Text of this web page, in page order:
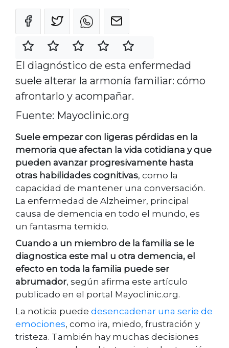
El diagnóstico de esta enfermedad
suele alterar la armonía familiar: cómo
afrontarlo y acompañar.
Fuente: Mayoclinic.org
Suele empezar con ligeras pérdidas en la
memoria que afectan la vida cotidiana y que
pueden avanzar progresivamente hasta
otras habilidades cognitivas, como la
capacidad de mantener una conversación.
La enfermedad de Alzheimer, principal
causa de demencia en todo el mundo, es
un fantasma temido.
Cuando a un miembro de la familia se le
diagnostica este mal u otra demencia, el
efecto en toda la familia puede ser
abrumador, según afirma este artículo
publicado en el portal Mayoclinic.org.
La noticia puede desencadenar una serie de
emociones, como ira, miedo, frustración y
tristeza. También hay muchas decisiones